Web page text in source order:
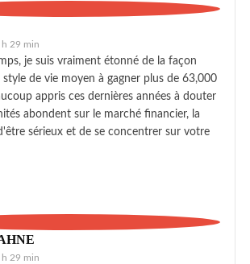
29 min
je suis vraiment étonné de la façon
de vie moyen à gagner plus de 63,000
appris ces dernières années à douter
abondent sur le marché financier, la
sérieux et de se concentrer sur votre
29 min